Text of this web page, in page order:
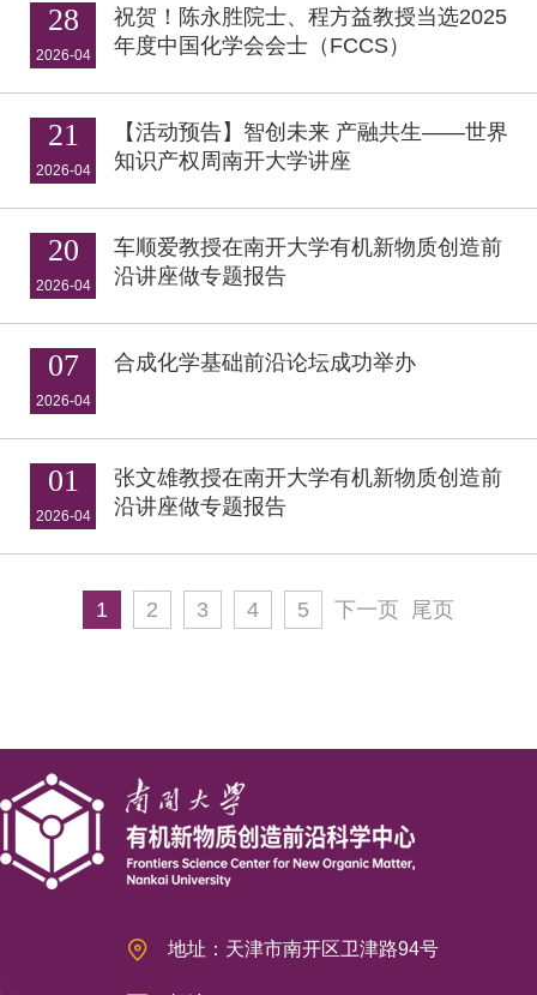
28
2026-04
祝贺！陈永胜院士、程方益教授当选2025
年度中国化学会会士（FCCS）
21
2026-04
【活动预告】智创未来 产融共生——世界
知识产权周南开大学讲座
20
2026-04
车顺爱教授在南开大学有机新物质创造前
沿讲座做专题报告
07
2026-04
合成化学基础前沿论坛成功举办
01
2026-04
张文雄教授在南开大学有机新物质创造前
沿讲座做专题报告
1 2 3 4 5 下一页 尾页
地址：天津市南开区卫津路94号